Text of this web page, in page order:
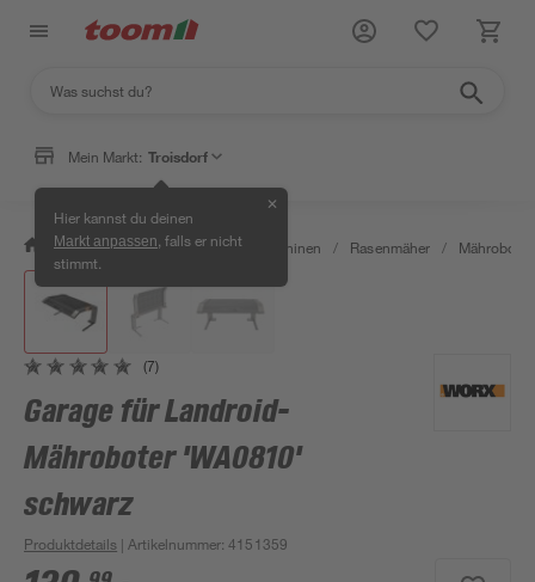
Mein Markt: Troisdorf
Hier kannst du deinen
Markt anpassen , falls er nicht
stimmt.
✕
/ Garten & Freizeit / Gartenmaschinen / Rasenmäher / Mähroboter
(7)
Garage für Landroid-
Mähroboter 'WA0810'
schwarz
Produktdetails | Artikelnummer:4151359